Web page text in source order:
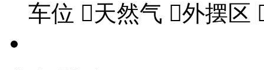
车位 天然气 外摆区